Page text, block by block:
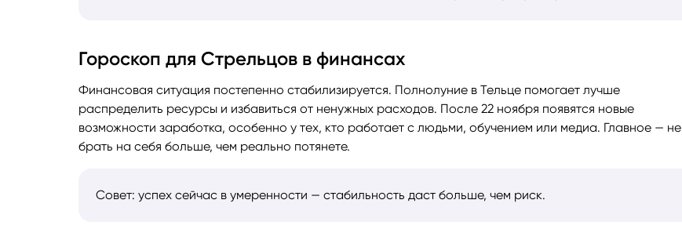
Гороскоп для Стрельцов в финансах
Финансовая ситуация постепенно стабилизируется. Полнолуние в Тельце помогает лучше
распределить ресурсы и избавиться от ненужных расходов. После 22 ноября появятся новые
возможности заработка, особенно у тех, кто работает с людьми, обучением или медиа. Главное — не
брать на себя больше, чем реально потянете.
Совет: успех сейчас в умеренности — стабильность даст больше, чем риск.